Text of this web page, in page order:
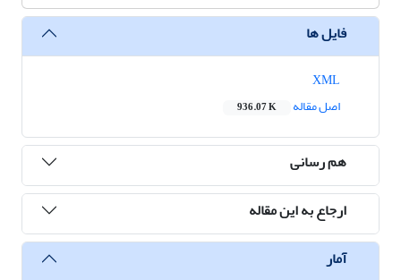
فایل ها
اصل مقاله
936.07 K
هم رسانی
ارجاع به این مقاله
آمار